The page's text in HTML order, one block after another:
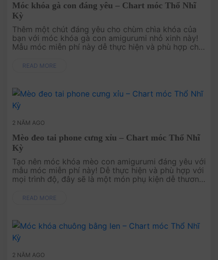
Móc khóa gà con đáng yêu – Chart móc Thổ Nhĩ
Kỳ
Thêm một chút đáng yêu cho chùm chìa khóa của
bạn với móc khóa gà con amigurumi nhỏ xinh này!
Mẫu móc miễn phí này dễ thực hiện và phù hợp cho
rất thích hợ....
READ MORE
2 NĂM AGO
Mèo đeo tai phone cưng xỉu – Chart móc Thổ Nhĩ
Kỳ
Tạo nên móc khóa mèo con amigurumi đáng yêu với
mẫu móc miễn phí này! Dễ thực hiện và phù hợp với
mọi trình độ, đây sẽ là một món phụ kiện dễ thương
vời dành ....
READ MORE
2 NĂM AGO